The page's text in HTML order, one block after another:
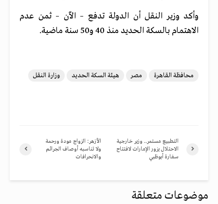
وأكد وزير النقل أن الدولة تدفع – الآن – ثمن عدم
الاهتمام بالسكة الحديد منذ 40 و50 سنة ماضية.
محافظة القاهرة مصر هيئة السكة الحديد وزارة النقل
الأزهر: الزواج مودة ورحمة
ولا تناسبه أوصاف الجرائم
والانحرافات
التطبيع مستمر.. وزير خارجية
الاحتلال يزور الإمارات لافتتاح
سفارة أبوظبي
موضوعات متعلقة